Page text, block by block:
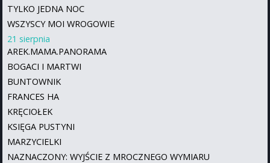
TYLKO JEDNA NOC
WSZYSCY MOI WROGOWIE
21 sierpnia
AREK.MAMA.PANORAMA
BOGACI I MARTWI
BUNTOWNIK
FRANCES HA
KRĘCIOŁEK
KSIĘGA PUSTYNI
MARZYCIELKI
NAZNACZONY: WYJŚCIE Z MROCZNEGO WYMIARU